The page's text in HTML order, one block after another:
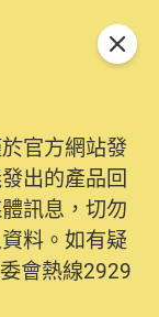
官方網站發
出的產品回
訊息，切勿
料。如有疑
會熱線2929
關閉